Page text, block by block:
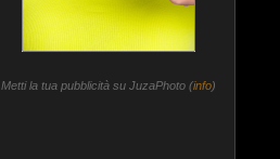
Metti la tua pubblicità su JuzaPhoto (info)